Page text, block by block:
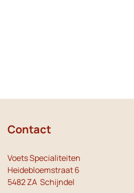
Contact
Voets Specialiteiten
Heidebloemstraat 6
5482 ZA Schijndel